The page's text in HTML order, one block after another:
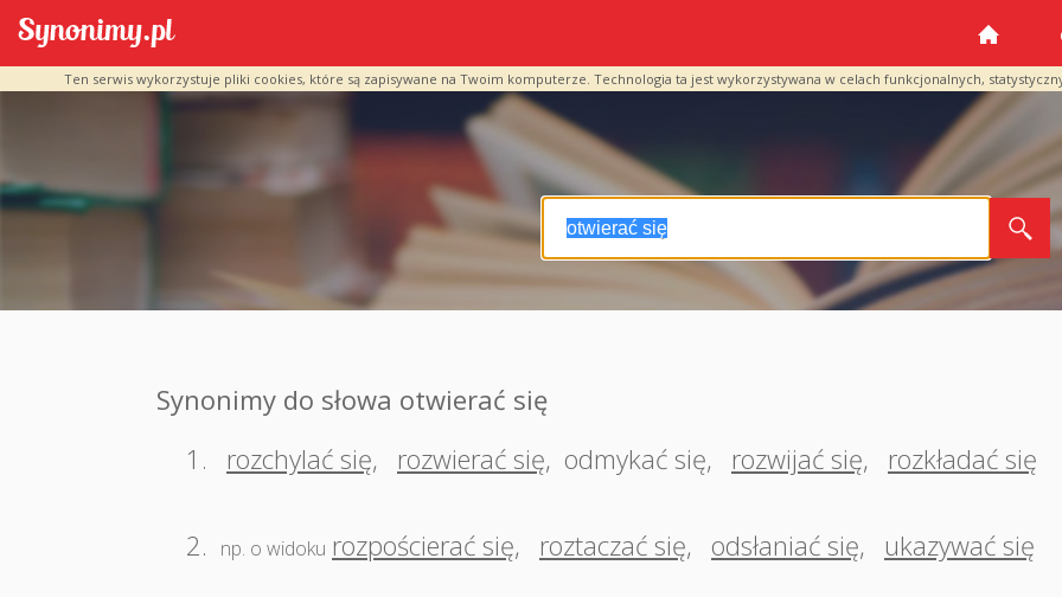
Ten serwis wykorzystuje pliki cookies, które są zapisywane na Twoim komputerze. Technologia ta jest wykorzystywana w celach funkcjonalnych,
Synonimy do słowa otwierać się
1.
rozchylać się, rozwierać się, odmykać się, rozwijać się, rozkładać się
2. np. o widoku rozpościerać się, roztaczać się, odsłaniać się, ukazywać się